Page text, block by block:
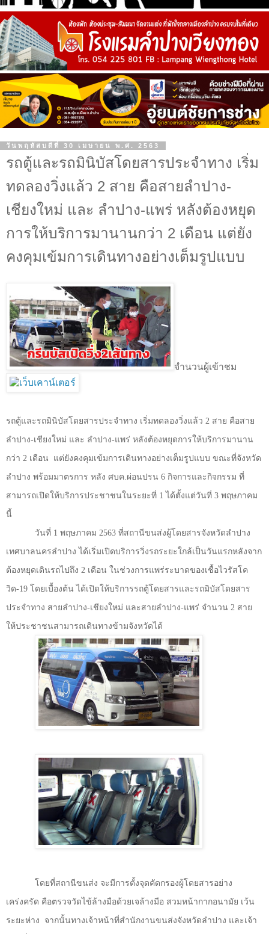
วันพฤหัสบดีที่ 30 เมษายน พ.ศ. 2563
รถตู้และรถมินิบัสโดยสารประจำทาง เริ่ม
ทดลองวิ่งแล้ว 2 สาย คือสายลำปาง-
เชียงใหม่ และ ลำปาง-แพร่ หลังต้องหยุด
การให้บริการมานานกว่า 2 เดือน แต่ยัง
คงคุมเข้มการเดินทางอย่างเต็มรูปแบบ
จำนวนผู้เข้าชม
รถตู้และรถมินิบัสโดยสารประจำทาง เริ่มทดลองวิ่งแล้ว 2 สาย คือสาย
ลำปาง-เชียงใหม่ และ ลำปาง-แพร่ หลังต้องหยุดการให้บริการมานาน
กว่า 2 เดือน แต่ยังคงคุมเข้มการเดินทางอย่างเต็มรูปแบบ ขณะที่จังหวัด
ลำปาง พร้อมมาตรการ หลัง ศบค.ผ่อนปรน 6 กิจการและกิจกรรม ที่
สามารถเปิดให้บริการประชาชนในระยะที่ 1 ได้ตั้งแต่วันที่ 3 พฤษภาคม
นี้
วันที่ 1 พฤษภาคม 2563 ที่สถานีขนส่งผู้โดยสารจังหวัดลำปาง
เทศบาลนครลำปาง ได้เริ่มเปิดบริการวิ่งรถระยะใกล้เป็นวันแรกหลังจาก
ต้องหยุดเดินรถไปถึง 2 เดือน ในช่วงการแพร่ระบาดของเชื้อไวรัสโค
วิด-19 โดยเบื้องต้น ได้เปิดให้บริการรถตู้โดยสารและรถมิบัสโดยสาร
ประจำทาง สายลำปาง-เชียงใหม่ และสายลำปาง-แพร่ จำนวน 2 สาย
ให้ประชาชนสามารถเดินทางข้ามจังหวัดได้
โดยที่สถานีขนส่ง จะมีการตั้งจุดคัดกรองผู้โดยสารอย่าง
เคร่งครัด คือตรวจวัดไข้ล้างมือด้วยเจล้างมือ สวมหน้ากากอนามัย เว้น
ระยะห่าง จากนั้นทางเจ้าหน้าที่สำนักงานขนส่งจังหวัดลำปาง และเจ้า